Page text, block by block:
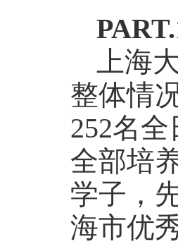
上海
整体情
252名
全部培
学子，
海市优